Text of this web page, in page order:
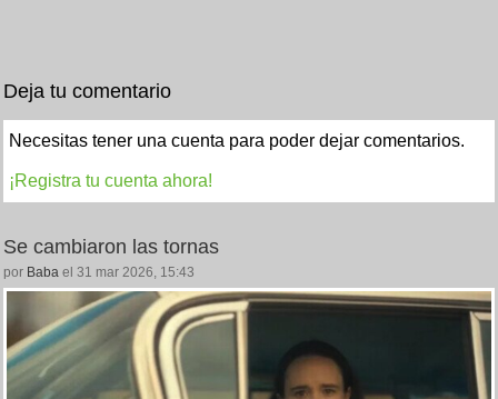
Deja tu comentario
Necesitas tener una cuenta para poder dejar comentarios.
¡Registra tu cuenta ahora!
Se cambiaron las tornas
por Baba el 31 mar 2026, 15:43